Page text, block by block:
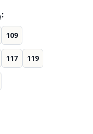
109
117 119